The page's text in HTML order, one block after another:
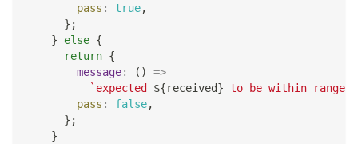
pass : true,
} ;
}
else {
return {
message: ( )
=>
` expected ${received} to be within range
pass : false,
} ;
}